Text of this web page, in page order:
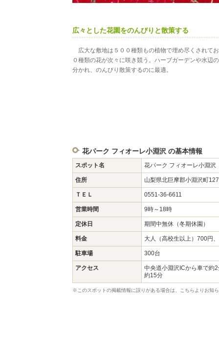
広々とした花園をのんびりと散策する
広大な敷地は５００種類もの植物で埋め尽くされて
０種類の花が次々に咲き競う。ハーブガーデンや水辺
分かれ、のんびり散策するのに最適。
花パーク フィオーレ小淵沢 の基本情報
スポット名 花パーク フィオーレ小淵沢
住所 山梨県北巨摩郡小淵沢町
ＴＥＬ 0551-36-6611
営業時間 9時～18時
定休日 期間中無休（冬期休園）
料金 大人（高校生以上）700円
駐車場 300台
アクセス
中央道小淵沢ICから車で約
約15分
※このスポットの掲載情報に誤りがある場合は、こちらよりお知ら